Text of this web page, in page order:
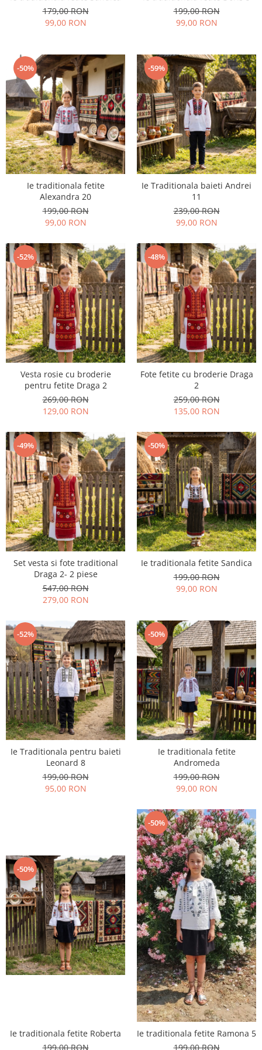
179,00 RON
99,00 RON
199,00 RON
99,00 RON
-50%
Ie traditionala fetite
Alexandra 20
199,00 RON
99,00 RON
-59%
Ie Traditionala baieti Andrei
11
239,00 RON
99,00 RON
-52%
Vesta rosie cu broderie
pentru fetite Draga 2
269,00 RON
129,00 RON
-48%
Fote fetite cu broderie Draga
2
259,00 RON
135,00 RON
-49%
Set vesta si fote traditional
Draga 2- 2 piese
547,00 RON
279,00 RON
-50%
Ie traditionala fetite Sandica
199,00 RON
99,00 RON
-52%
Ie Traditionala pentru baieti
Leonard 8
199,00 RON
95,00 RON
-50%
Ie traditionala fetite
Andromeda
199,00 RON
99,00 RON
-50%
Ie traditionala fetite Roberta
199,00 RON
-50%
Ie traditionala fetite Ramona 5
199,00 RON